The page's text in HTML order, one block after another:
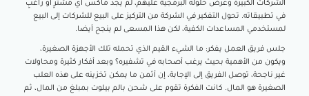
الشركات الكبيرة وعرض حلوله البرمجية عليهم، لم يجد ماكس أي مشترٍ أو راغبٍ
في تطبيقاته. تحول التفكير في الشركة من التركيز على البيع للشركات إلى البيع
لمستخدمي المساعدات الكفية، لكن هذا المسعى لم ينجح أيضا.
جلس فريق العمل يفكر: ما الشيء القيم الذي تحمله تلك الأجهزة الصغيرة،
ويكون من الأهمية بحيث يرغب أصحابه في تشفيره؟ وبعد أفكار كثيرة ومحاولات
غير ناجحة، توصل الفريق إلى الإجابة، إن أثمن ما يمكن تخزينه على هذه العلب
الصغيرة هو المال. كانت الفكرة تقوم على شحن بالم بيلوت بمبلغ من المال، ثم